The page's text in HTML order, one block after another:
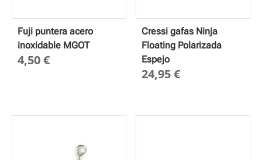
Fuji puntera acero
inoxidable MGOT
4,50€
Cressi gafas Ninja
Floating Polarizada
Espejo
24,95€